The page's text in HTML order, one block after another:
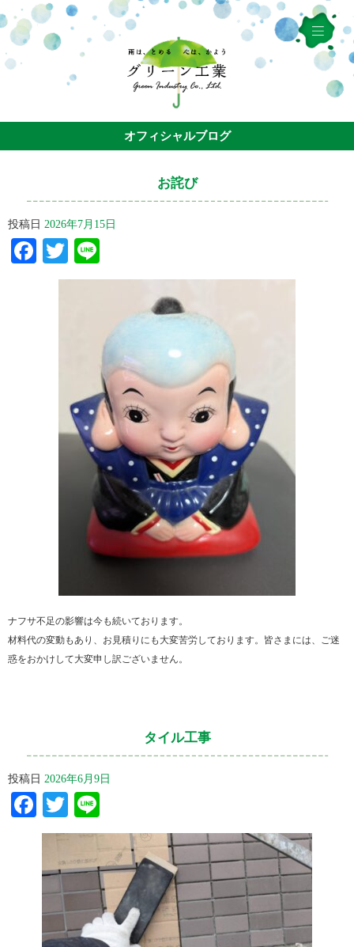
オフィシャルブログ
お詫び
投稿日 2026年7月15日
Facebook
Twitter
ナフサ不足の影響は今も続いております。
材料代の変動もあり、お見積りにも大変苦労しております。皆さまには、ご迷
惑をおかけして大変申し訳ございません。
タイル工事
投稿日 2026年6月9日
Facebook
Twitter